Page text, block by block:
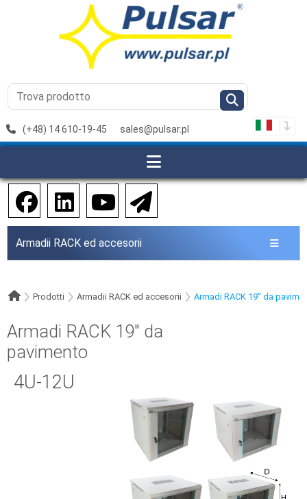
(+48) 14 610-19-45 sales@pulsar.pl
Armadii RACK ed accesorii
Prodotti Armadii RACK ed accesorii Armadi RACK 19" da
Armadi RACK 19" da
pavimento
4U-12U